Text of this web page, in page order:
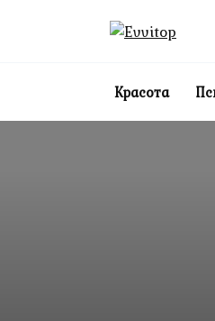
Красота